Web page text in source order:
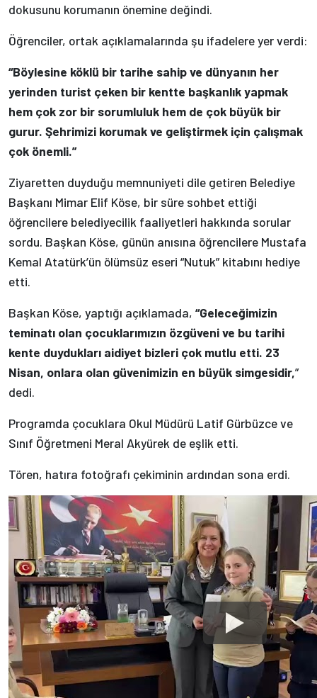
dokusunu korumanın önemine değindi.
Öğrenciler, ortak açıklamalarında şu ifadelere yer verdi:
“Böylesine köklü bir tarihe sahip ve dünyanın her
yerinden turist çeken bir kentte başkanlık yapmak
hem çok zor bir sorumluluk hem de çok büyük bir
gurur. Şehrimizi korumak ve geliştirmek için çalışmak
çok önemli.”
Ziyaretten duyduğu memnuniyeti dile getiren Belediye
Başkanı Mimar Elif Köse, bir süre sohbet ettiği
öğrencilere belediyecilik faaliyetleri hakkında sorular
sordu. Başkan Köse, günün anısına öğrencilere Mustafa
Kemal Atatürk’ün ölümsüz eseri “Nutuk” kitabını hediye
etti.
Başkan Köse, yaptığı açıklamada, “Geleceğimizin
teminatı olan çocuklarımızın özgüveni ve bu tarihi
kente duydukları aidiyet bizleri çok mutlu etti. 23
Nisan, onlara olan güvenimizin en büyük simgesidir,”
dedi.
Programda çocuklara Okul Müdürü Latif Gürbüzce ve
Sınıf Öğretmeni Meral Akyürek de eşlik etti.
Tören, hatıra fotoğrafı çekiminin ardından sona erdi.